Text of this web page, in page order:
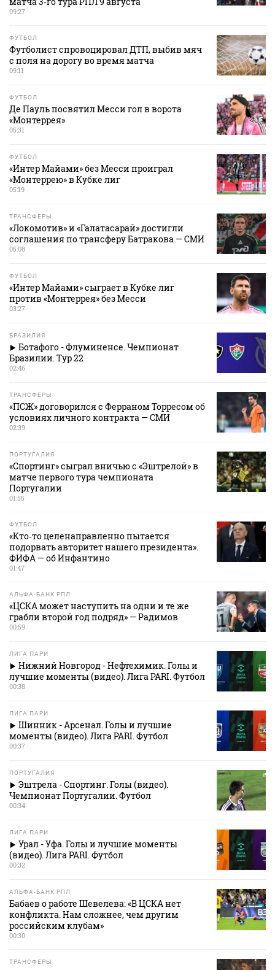
09:27
ФУТБОЛ
Футболист спровоцировал ДТП, выбив мяч
с поля на дорогу во время матча
09:11
ФУТБОЛ
Де Пауль посвятил Месси гол в ворота
«Монтеррея»
05:31
ФУТБОЛ
«Интер Майами» без Месси проиграл
«Монтеррею» в Кубке лиг
05:19
ТРАНСФЕРЫ
«Локомотив» и «Галатасарай» достигли
соглашения по трансферу Батракова — СМИ
05:08
ФУТБОЛ
«Интер Майами» сыграет в Кубке лиг
против «Монтеррея» без Месси
03:27
БРАЗИЛИЯ
Ботафого - Флуминенсе. Чемпионат
Бразилии. Тур 22
02:46
ТРАНСФЕРЫ
«ПСЖ» договорился с Ферраном Торресом об
условиях личного контракта — СМИ
02:39
ПОРТУГАЛИЯ
«Спортинг» сыграл вничью с «Эштрелой» в
матче первого тура чемпионата
Португалии
01:55
ФУТБОЛ
«Кто‑то целенаправленно пытается
подорвать авторитет нашего президента».
ФИФА — об Инфантино
01:47
АЛЬФА-БАНК РПЛ
«ЦСКА может наступить на одни и те же
грабли второй год подряд» — Радимов
00:59
ЛИГА ПАРИ
Нижний Новгород - Нефтехимик. Голы и
лучшие моменты (видео). Лига PARI. Футбол
00:38
ЛИГА ПАРИ
Шинник - Арсенал. Голы и лучшие
моменты (видео). Лига PARI. Футбол
00:37
ПОРТУГАЛИЯ
Эштрела - Спортинг. Голы (видео).
Чемпионат Португалии. Футбол
00:34
ЛИГА ПАРИ
Урал - Уфа. Голы и лучшие моменты
(видео). Лига PARI. Футбол
00:32
АЛЬФА-БАНК РПЛ
Бабаев о работе Шевелева: «В ЦСКА нет
конфликта. Нам сложнее, чем другим
российским клубам»
00:30
ТРАНСФЕРЫ